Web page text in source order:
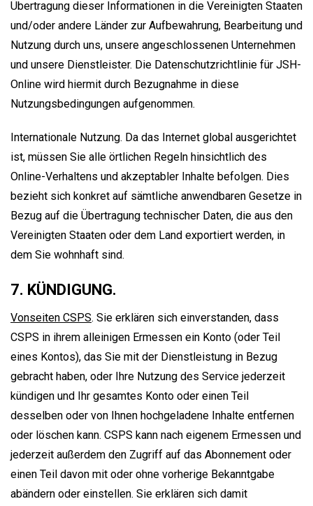
Übertragung dieser Informationen in die Vereinigten Staaten
und/oder andere Länder zur Aufbewahrung, Bearbeitung und
Nutzung durch uns, unsere angeschlossenen Unternehmen
und unsere Dienstleister. Die Datenschutzrichtlinie für JSH-
Online wird hiermit durch Bezugnahme in diese
Nutzungsbedingungen aufgenommen.
Internationale Nutzung. Da das Internet global ausgerichtet
ist, müssen Sie alle örtlichen Regeln hinsichtlich des
Online-Verhaltens und akzeptabler Inhalte befolgen. Dies
bezieht sich konkret auf sämtliche anwendbaren Gesetze in
Bezug auf die Übertragung technischer Daten, die aus den
Vereinigten Staaten oder dem Land exportiert werden, in
dem Sie wohnhaft sind.
7. KÜNDIGUNG.
Vonseiten CSPS. Sie erklären sich einverstanden, dass
CSPS in ihrem alleinigen Ermessen ein Konto (oder Teil
eines Kontos), das Sie mit der Dienstleistung in Bezug
gebracht haben, oder Ihre Nutzung des Service jederzeit
kündigen und Ihr gesamtes Konto oder einen Teil
desselben oder von Ihnen hochgeladene Inhalte entfernen
oder löschen kann. CSPS kann nach eigenem Ermessen und
jederzeit außerdem den Zugriff auf das Abonnement oder
einen Teil davon mit oder ohne vorherige Bekanntgabe
abändern oder einstellen. Sie erklären sich damit